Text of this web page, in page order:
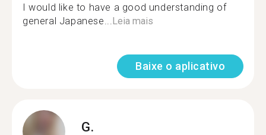
I would like to have a good understanding of
general Japanese... Leia mais
Baixe o aplicativo
G.